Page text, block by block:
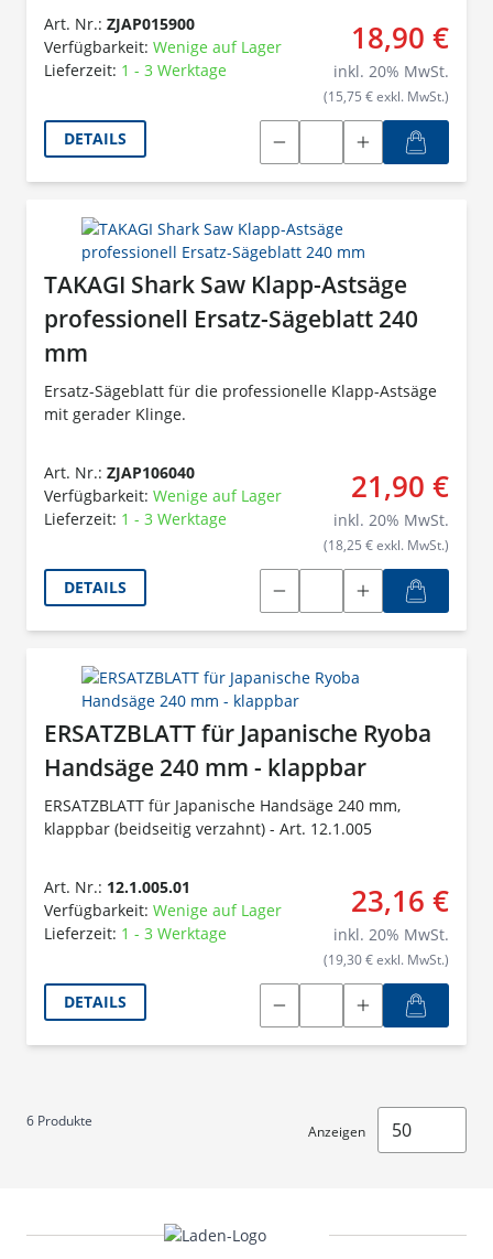
Art. Nr.: ZJAP015900
Verfügbarkeit: Wenige auf Lager
Lieferzeit: 1 - 3 Werktage
18,90 €
inkl. 20% MwSt.
(15,75 € exkl. MwSt.)
DETAILS
TAKAGI Shark Saw Klapp-Astsäge
professionell Ersatz-Sägeblatt 240
mm
Ersatz-Sägeblatt für die professionelle Klapp-Astsäge
mit gerader Klinge.
Art. Nr.: ZJAP106040
Verfügbarkeit: Wenige auf Lager
Lieferzeit: 1 - 3 Werktage
21,90 €
inkl. 20% MwSt.
(18,25 € exkl. MwSt.)
DETAILS
ERSATZBLATT für Japanische Ryoba
Handsäge 240 mm - klappbar
ERSATZBLATT für Japanische Handsäge 240 mm,
klappbar (beidseitig verzahnt) - Art. 12.1.005
Art. Nr.: 12.1.005.01
Verfügbarkeit: Wenige auf Lager
Lieferzeit: 1 - 3 Werktage
23,16 €
inkl. 20% MwSt.
(19,30 € exkl. MwSt.)
DETAILS
6 Produkte
Anzeigen